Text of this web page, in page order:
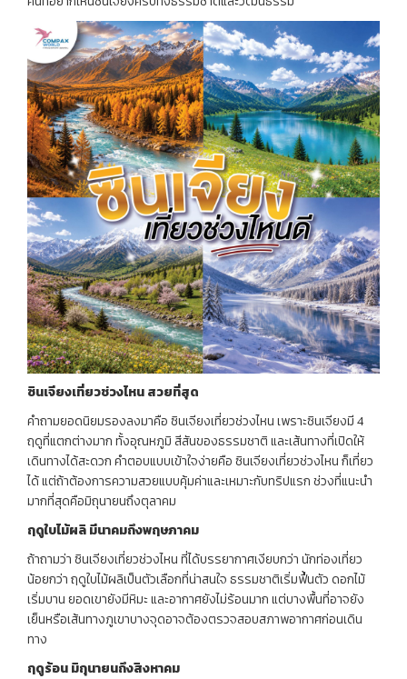
ซินเจียงเที่ยวช่วงไหนสวยที่สุด
คำถามยอดนิยมรองลงมาคือ ซินเจียงเที่ยวช่วงไหน เพราะซินเจียงมี 4
ฤดูที่แตกต่างมาก ทั้งอุณหภูมิ สีสันของธรรมชาติ และเส้นทางที่เปิดให้
เดินทางได้สะดวก คำตอบแบบเข้าใจง่ายคือ ซินเจียงเที่ยวช่วงไหน ก็เที่ยว
ได้ แต่ถ้าต้องการความสวยแบบคุ้มค่าและเหมาะกับทริปแรก ช่วงที่แนะนำ
มากที่สุดคือมิถุนายนถึงตุลาคม
ฤดูใบไม้ผลิมีนาคมถึงพฤษภาคม
ถ้าถามว่า ซินเจียงเที่ยวช่วงไหน ที่ได้บรรยากาศเงียบกว่า นักท่องเที่ยว
น้อยกว่า ฤดูใบไม้ผลิเป็นตัวเลือกที่น่าสนใจ ธรรมชาติเริ่มฟื้นตัว ดอกไม้
เริ่มบาน ยอดเขายังมีหิมะ และอากาศยังไม่ร้อนมาก แต่บางพื้นที่อาจยัง
เย็นหรือเส้นทางภูเขาบางจุดอาจต้องตรวจสอบสภาพอากาศก่อนเดิน
ทาง
ฤดูร้อนมิถุนายนถึงสิงหาคม